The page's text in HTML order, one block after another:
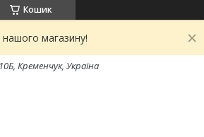
Кошик
магазину!
Кременчук, Україна